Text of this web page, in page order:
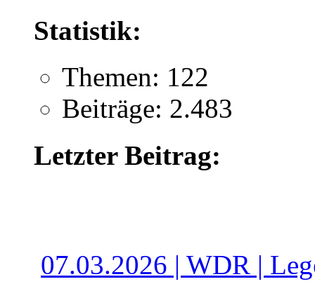
Statistik:
Themen: 122
Beiträge: 2.483
Letzter Beitrag:
07.03.2026 | WDR |